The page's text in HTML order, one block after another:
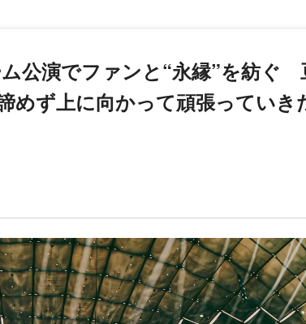
公演でファンと“永縁”を紡ぐ
めず上に向かって頑張っていき